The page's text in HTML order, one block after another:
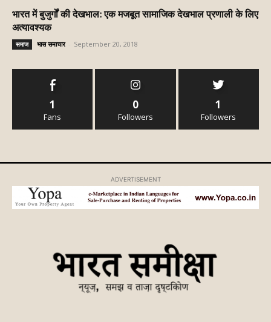
भारत में बुजुर्गों की देखभाल: एक मजबूत सामाजिक देखभाल प्रणाली के लिए
अत्यावश्यक
समाज भास समाचार September 20, 2018
1
Fans
0
Followers
1
Followers
ADVERTISEMENT